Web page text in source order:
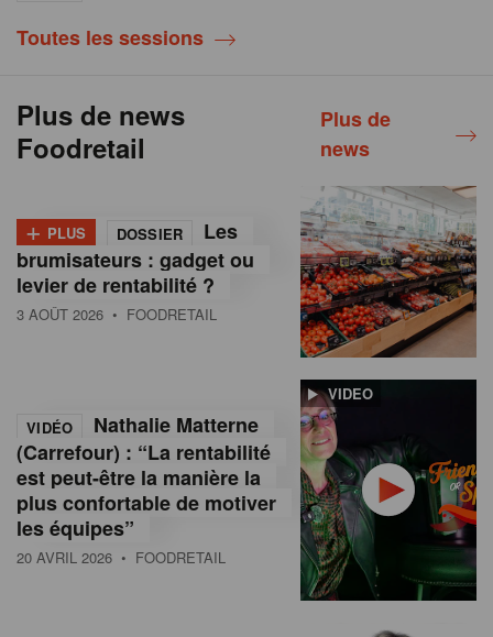
Toutes les sessions
Plus de news
Foodretail
Plus de
news
+ PLUS DOSSIER
Les
brumisateurs : gadget ou
levier de rentabilité ?
3 AOÛT 2026 • FOODRETAIL
VIDEO
VIDÉO
Nathalie Matterne
(Carrefour) : “La rentabilité
est peut-être la manière la
plus confortable de motiver
les équipes”
20 AVRIL 2026 • FOODRETAIL